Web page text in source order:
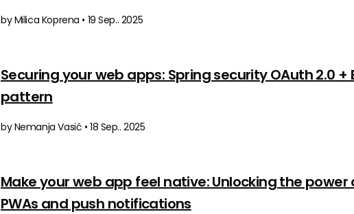
by Milica Koprena • 19 Sep.. 2025
Securing your web apps: Spring security OAuth 2.0 +
pattern
by Nemanja Vasić • 18 Sep.. 2025
Make your web app feel native: Unlocking the power
PWAs and push notifications